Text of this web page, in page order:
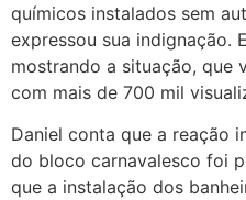
químicos instalados sem
expressou sua indignação.
mostrando a situação, que
com mais de 700 mil
Daniel conta que a reação
do bloco carnavalesco foi
que a instalação dos